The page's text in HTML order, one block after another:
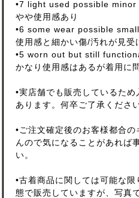
•7 light used possible minor
やや使用感あり
•6 some wear possible
使用感と細かい傷/汚れが見受
•5 worn out but still
かなり使用感はあるが着用に
•実店舗でも販売しているた
あります。何卒ご了承ください
•ご注文確定後のお客様都合
んので気になることがあれば
い。
•古着商品に関しては可能な
態で販売していますが、写真